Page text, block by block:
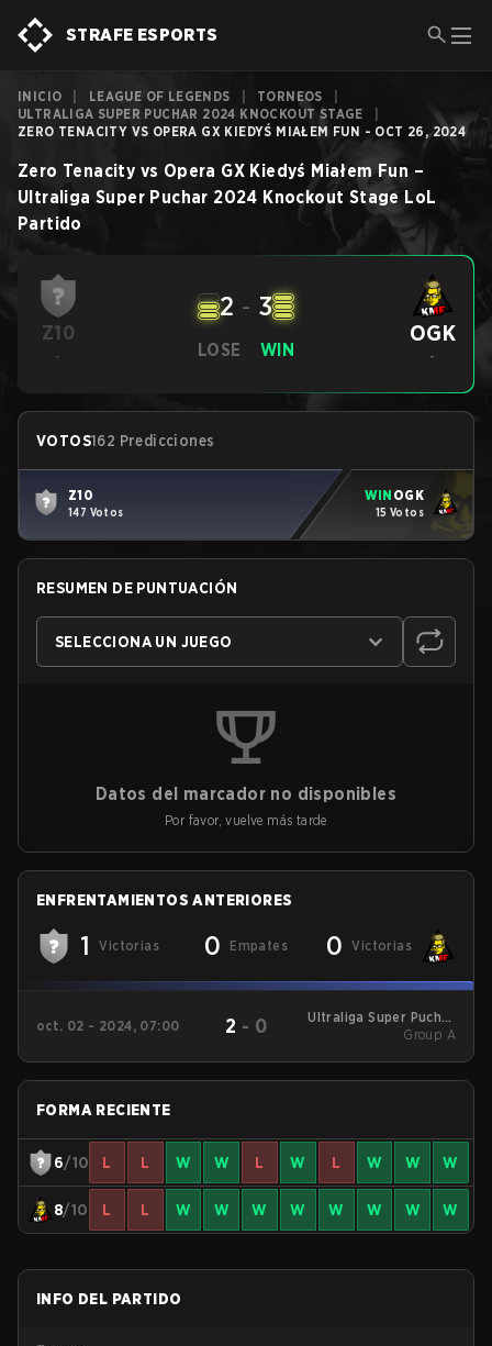
STRAFE ESPORTS
INICIO LEAGUE OF LEGENDS TORNEOS
ULTRALIGA SUPER PUCHAR 2024 KNOCKOUT STAGE
ZERO TENACITY VS OPERA GX KIEDYŚ MIAŁEM FUN - OCT 26, 2024
Zero Tenacity vs Opera GX Kiedyś Miałem Fun –
Ultraliga Super Puchar 2024 Knockout Stage LoL
Partido
Z10
- LOSE
2 - 3
WIN
OGK
-
VOTOS162 Predicciones
Z10
147 Votos
WIN OGK
15 Votos
RESUMEN DE PUNTUACIÓN
SELECCIONA UN JUEGO
Datos del marcador no disponibles
Por favor, vuelve más tarde
ENFRENTAMIENTOS ANTERIORES
1 Victorias 0 Empates 0 Victorias
oct. 02 - 2024, 07:00 2 - 0
Ultraliga Super Puchar
2024 Group A
Group A
FORMA RECIENTE
6/10 L L W W L W L W W W
8/10 L L W W W W W W W W
INFO DEL PARTIDO